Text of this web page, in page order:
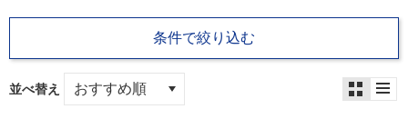
条件で絞り込む
並べ替え